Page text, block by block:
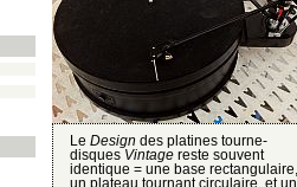
Le Design des platines tourne-
disques Vintage reste souvent
identique = une base rectangulaire,
un plateau tournant circulaire, et un